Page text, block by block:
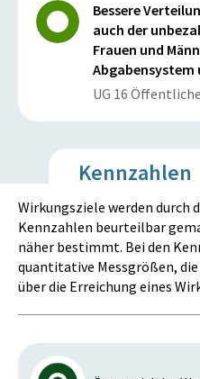
Bessere
auch der
Frauen und
UG 16
Kennzahlen
Wirkungsziele werden durch
Kennzahlen beurteilbar
näher bestimmt. Bei den
quantitative Messgrößen,
über die Erreichung eines